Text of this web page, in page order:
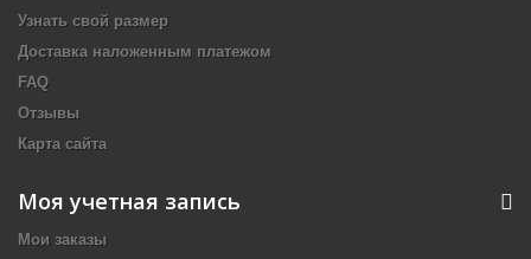
Узнать свой размер
Доставка наложенным платежом
FAQ
Отзывы
Карта сайта
Моя учетная запись
Мои заказы